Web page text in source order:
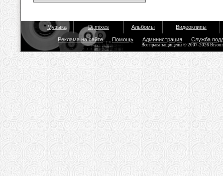
Музыка Dj mixes Альбомы Видеоклипы
Реклама на сайте Помощь Администрация Служба
Все права защищены © 2007-2026